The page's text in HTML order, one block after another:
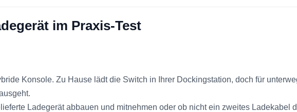
im Praxis-Test
Konsole. Zu Hause lädt die Switch in Ihrer Dockingstation, doch für
Ladegerät abbauen und mitnehmen oder ob nicht ein zweites Ladekabel